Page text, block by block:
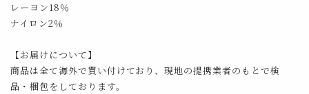
レーヨン18％
ナイロン2％
【お届けについて】
商品は全て海外で買い付けており、現地の提携業者のもとで検
品・梱包をしております。